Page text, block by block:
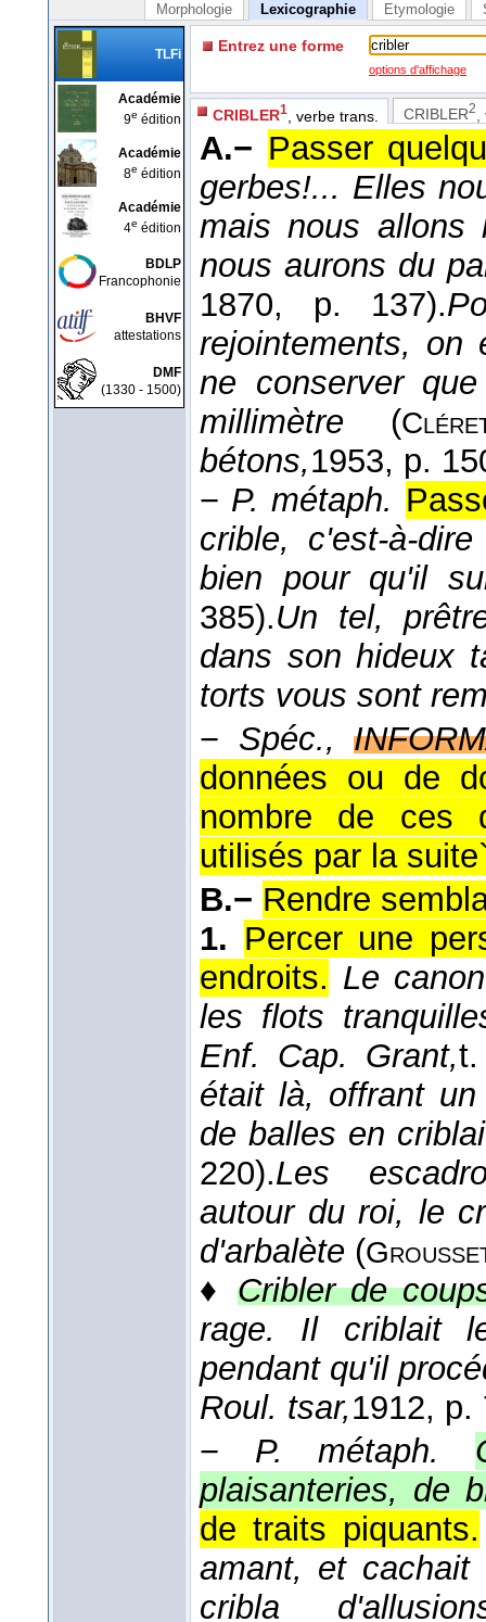
Morphologie Lexicographie Etymologie
TLFi
Académie
9e édition
Académie
8e édition
Académie
4e édition
BDLP
Francophonie
BHVF
attestations
DMF
(1330 - 1500)
Entrez une forme
options d'affichage
CRIBLER1 , verbe trans. CRIBLER2
A.− Passer
gerbes!... Elles
mais nous allons
nous aurons du
1870, p. 137).
rejointements,
ne conserver
millimètre (
bétons,1953, p.
− P. métaph.
crible, c'est-à-
bien pour qu'il
385).Un tel,
dans son hideux
torts vous sont
− Spéc.,
données ou de
nombre de ces
utilisés par la
B.− Rendre
1. Percer une
endroits. Le
les flots
Enf. Cap. Grant,
était là, offrant
de balles en
220).Les
autour du roi, le
d'arbalète (
♦Cribler de
rage. Il criblait
pendant qu'il
Roul. tsar,1912, p.
− P. métaph.
plaisanteries, de
de traits piquants.
amant, et
cribla